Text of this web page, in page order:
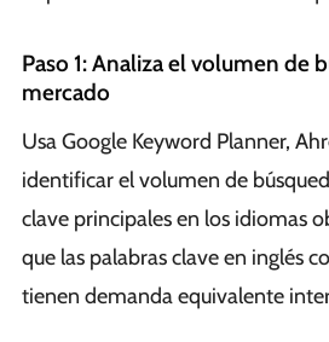
Paso 1: Analiza el volumen de
mercado
Usa Google Keyword Planner,
identificar el volumen de
clave principales en los idiomas
que las palabras clave en inglés
tienen demanda equivalente